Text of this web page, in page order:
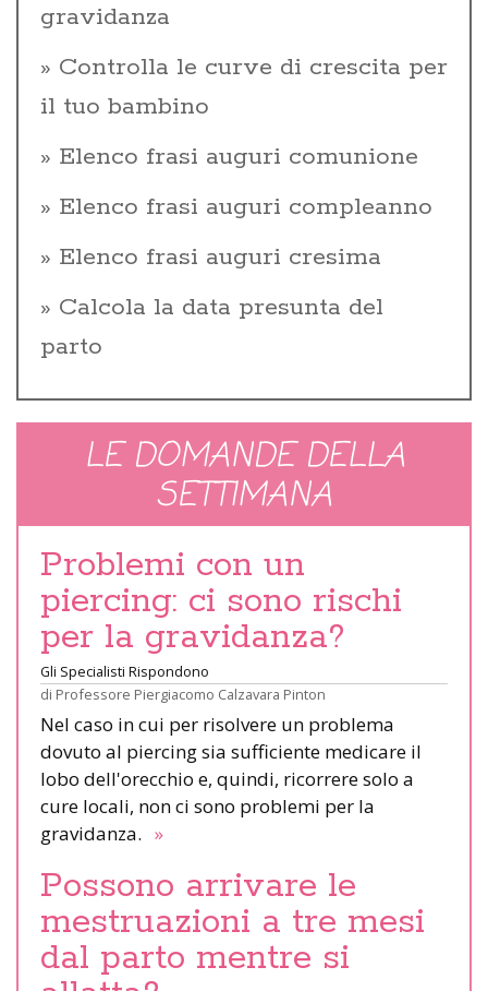
gravidanza
Controlla le curve di crescita per
il tuo bambino
Elenco frasi auguri comunione
Elenco frasi auguri compleanno
Elenco frasi auguri cresima
Calcola la data presunta del
parto
LE DOMANDE DELLA
SETTIMANA
Problemi con un
piercing: ci sono rischi
per la gravidanza?
Gli Specialisti Rispondono
di Professore Piergiacomo Calzavara Pinton
Nel caso in cui per risolvere un problema
dovuto al piercing sia sufficiente medicare il
lobo dell'orecchio e, quindi, ricorrere solo a
cure locali, non ci sono problemi per la
gravidanza. »
Possono arrivare le
mestruazioni a tre mesi
dal parto mentre si